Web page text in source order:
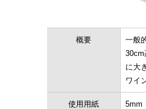
概要
一般
30cm
に大
ワイ
使用用紙 5mm